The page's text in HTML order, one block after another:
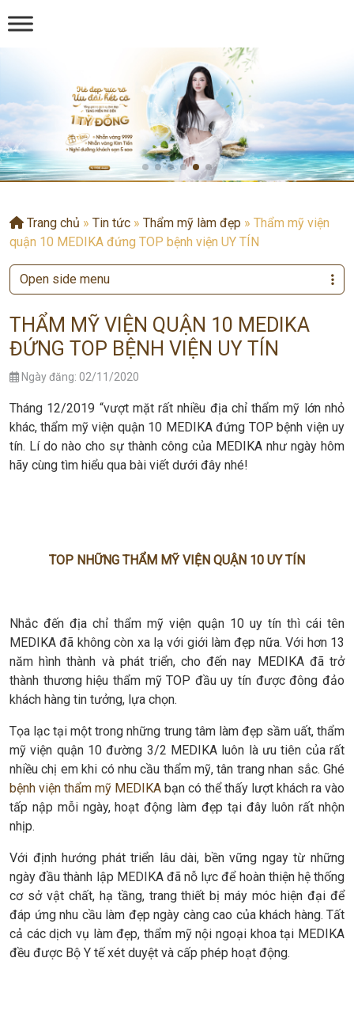
Trang chủ » Tin tức » Thẩm mỹ làm đẹp » Thẩm mỹ viện
quận 10 MEDIKA đứng TOP bệnh viện UY TÍN
THẨM MỸ VIỆN QUẬN 10 MEDIKA
ĐỨNG TOP BỆNH VIỆN UY TÍN
Ngày đăng: 02/11/2020
Tháng 12/2019 “vượt mặt rất nhiều địa chỉ thẩm mỹ lớn nhỏ
khác, thẩm mỹ viện quận 10 MEDIKA đứng TOP bệnh viện uy
tín. Lí do nào cho sự thành công của MEDIKA như ngày hôm
hãy cùng tìm hiểu qua bài viết dưới đây nhé!
TOP NHỮNG THẨM MỸ VIỆN QUẬN 10 UY TÍN
Nhắc đến địa chỉ thẩm mỹ viện quận 10 uy tín thì cái tên
MEDIKA đã không còn xa lạ với giới làm đẹp nữa. Với hơn 13
năm hình thành và phát triển, cho đến nay MEDIKA đã trở
thành thương hiệu thẩm mỹ TOP đầu uy tín được đông đảo
khách hàng tin tưởng, lựa chọn.
Tọa lạc tại một trong những trung tâm làm đẹp sầm uất, thẩm
mỹ viện quận 10 đường 3/2 MEDIKA luôn là ưu tiên của rất
nhiều chị em khi có nhu cầu thẩm mỹ, tân trang nhan sắc. Ghé
bệnh viện thẩm mỹ MEDIKA bạn có thể thấy lượt khách ra vào
tấp nập mỗi ngày, hoạt động làm đẹp tại đây luôn rất nhộn
nhịp.
Với định hướng phát triển lâu dài, bền vững ngay từ những
ngày đầu thành lập MEDIKA đã nỗ lực để hoàn thiện hệ thống
cơ sở vật chất, hạ tầng, trang thiết bị máy móc hiện đại để
đáp ứng nhu cầu làm đẹp ngày càng cao của khách hàng. Tất
cả các dịch vụ làm đẹp, thẩm mỹ nội ngoại khoa tại MEDIKA
đều được Bộ Y tế xét duyệt và cấp phép hoạt động.
Open side menu